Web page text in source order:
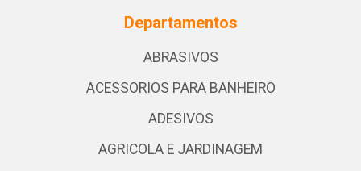
Departamentos
ABRASIVOS
ACESSORIOS PARA BANHEIRO
ADESIVOS
AGRICOLA E JARDINAGEM